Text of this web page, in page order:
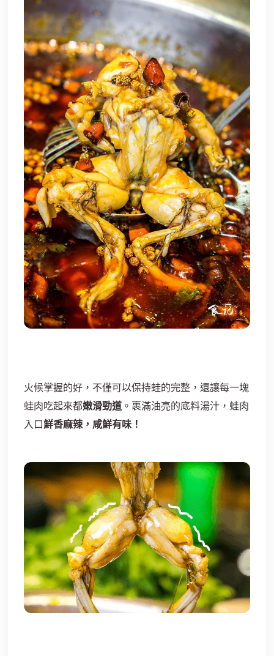
火候掌握的好，不僅可以保持蛙的完整，還讓每一塊
蛙肉吃起來都嫩滑勁道 。裹滿油亮的底料湯汁，蛙肉
入口鮮香麻辣，咸鮮有味！